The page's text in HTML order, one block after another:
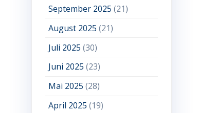
September 2025 (21)
August 2025 (21)
Juli 2025 (30)
Juni 2025 (23)
Mai 2025 (28)
April 2025 (19)